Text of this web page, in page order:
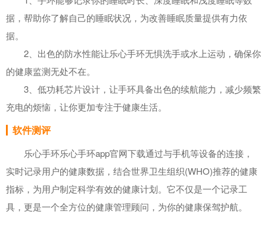
据，帮助你了解自己的睡眠状况，为改善睡眠质量提供有力依
据。
2、出色的防水性能让乐心手环无惧洗手或水上运动，确保你
的健康监测无处不在。
3、低功耗芯片设计，让手环具备出色的续航能力，减少频繁
充电的烦恼，让你更加专注于健康生活。
软件测评
乐心手环乐心手环app官网下载通过与手机等设备的连接，
实时记录用户的健康数据，结合世界卫生组织(WHO)推荐的健康
指标，为用户制定科学有效的健康计划。它不仅是一个记录工
具，更是一个全方位的健康管理顾问，为你的健康保驾护航。